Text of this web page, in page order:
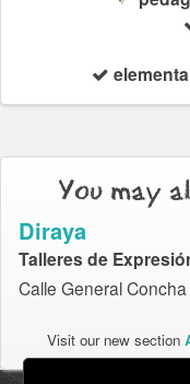
You may
Diraya
Talleres de
Calle General
Visit our new section